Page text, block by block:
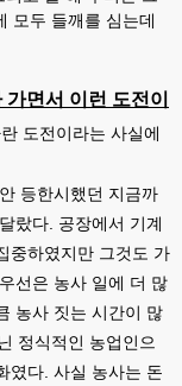
모두 들깨를 심는데
면서 이런 도전이
도전이라는 사실에
등한시했던 지금까
랐다. 공장에서 기계
중하였지만 그것도 가
선은 농사 일에 더 많
농사 짓는 시간이 많
정식적인 농업인으
였다. 사실 농사는 돈